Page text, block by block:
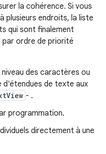
la cohérence. Si vous
plusieurs endroits, la liste
qui sont finalement
par ordre de priorité
des caractères ou
d'étendues de texte aux
- .
programmation.
directement à une